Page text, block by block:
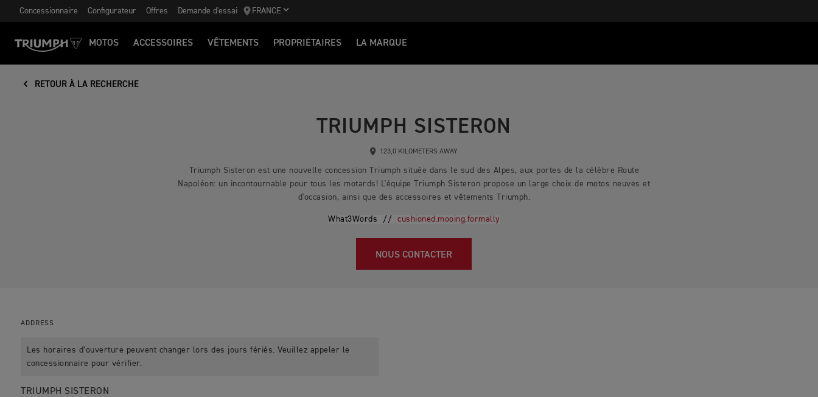
Concessionnaire Configurateur Offres Demande d'essai FRANCE
MOTOS ACCESSOIRES VÊTEMENTS PROPRIÉTAIRES LA MARQUE
RETOUR À LA RECHERCHE
TRIUMPH SISTERON
123,0 KILOMETERS AWAY
Triumph Sisteron est une nouvelle concession Triumph située dans le sud des Alpes, aux portes de la célèbre Route
Napoléon: un incontournable pour tous les motards! L'équipe Triumph Sisteron propose un large choix de motos neuves et
d'occasion, ainsi que des accessoires et vêtements Triumph.
What3Words / /cushioned.mooing.formally
NOUS CONTACTER
ADDRESS
Les horaires d’ouverture peuvent changer lors des jours fériés. Veuillez appeler le
concessionnaire pour vérifier.
TRIUMPH SISTERON